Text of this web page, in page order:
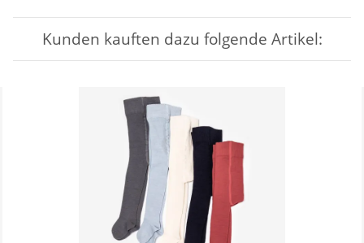
Kunden kauften dazu folgende Artikel: